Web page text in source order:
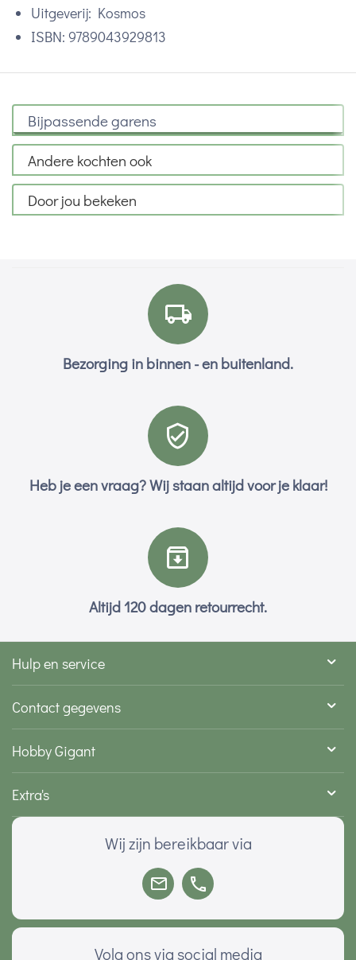
Uitgeverij: Kosmos
ISBN: 9789043929813
Bijpassende garens
Andere kochten ook
Door jou bekeken
Bezorging in binnen - en buitenland.
Heb je een vraag? Wij staan altijd voor je klaar!
Altijd 120 dagen retourrecht.
Hulp en service
Contact gegevens
Hobby Gigant
Extra's
Wij zijn bereikbaar via
Volg ons via social media